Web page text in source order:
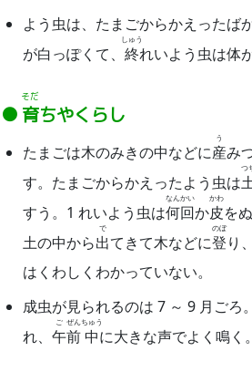
よう虫は、たまごからかえったば
が白っぽくて、 終
しゅう
れいよう虫は体
育
そだ
ちやくらし
たまごは木のみきの中などに産
う
み
す。たまごからかえったよう虫は
つ
すう。1 れいよう虫は何
なん
回
かい
か皮
かわ
を
土の中から出
で
てきて木などに登
のぼ
り
はくわしくわかっていない。
成虫が見られるのは 7 ～ 9 月ごろ
れ、 午
ご
前
ぜん
中
ちゅう
に大きな声でよく鳴く。